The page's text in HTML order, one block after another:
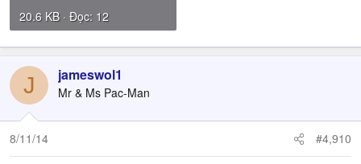
20.6 KB · Đọc: 12
J jameswol1
Mr & Ms Pac-Man
8/11/14 #4,910